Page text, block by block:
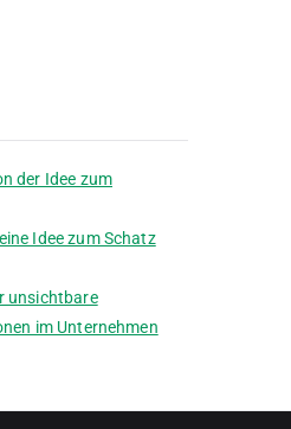
der Idee zum
Idee zum Schatz
unsichtbare
im Unternehmen